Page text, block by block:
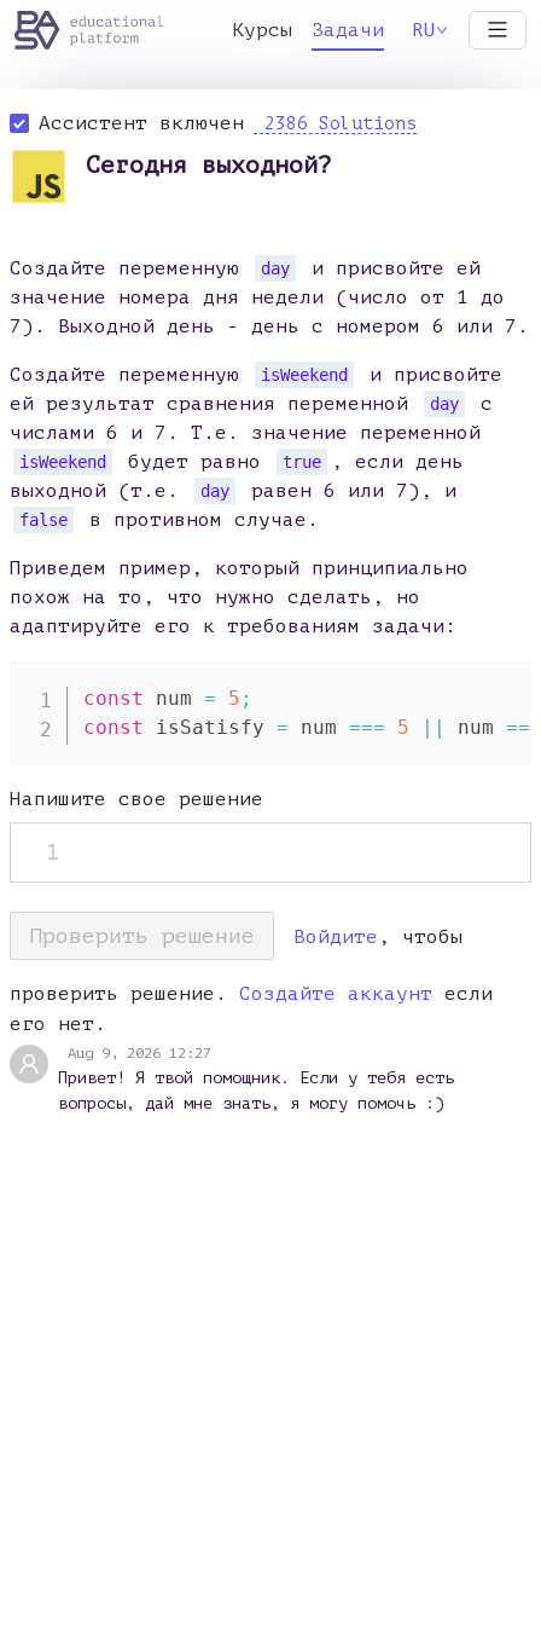
Курсы Задачи RU
Ассистент включен 2386 Solutions
Сегодня выходной?
Создайте переменную day
и присвойте ей
значение номера дня недели (число от 1 до
7). Выходной день - день с номером 6 или 7.
Создайте переменную isWeekend
и присвойте
ей результат сравнения переменной
day
с
числами 6 и 7. Т.е. значение переменной
isWeekend будет равно true
, если день
выходной (т.е.
day равен 6 или 7), и
false в противном случае.
Приведем пример, который принципиально
похож на то, что нужно сделать, но
адаптируйте его к требованиям задачи:
const num = 5 ;
const isSatisfy = num === 5 || num ===
Напишите свое решение
1
Проверить решение Войдите , чтобы
проверить решение. Создайте аккаунт если
его нет.
Aug 9, 2026 12:27
Привет! Я твой помощник. Если у тебя есть
вопросы, дай мне знать, я могу помочь :)